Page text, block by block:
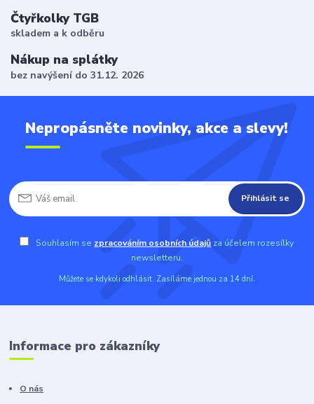
Čtyřkolky TGB
skladem a k odběru
Nákup na splátky
bez navýšení do 31.12. 2026
Nepropásněte novinky, akce a slevy!
Přihlásit se
Souhlasím se zpracováním osobních údajů za účelem rozesílky
newsletteru.
Můžete se kdykoli odhlásit. Zasíláme jednou za 14 dní.
Informace pro zákazníky
O nás